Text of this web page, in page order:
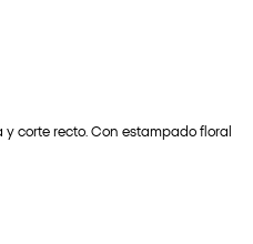
corte recto. Con estampado floral